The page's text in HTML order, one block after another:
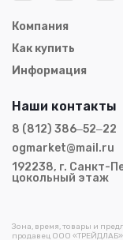
Компания
Как купить
Информация
Зона, время, товары и
продавец ООО «ТРЕЙДЛАБ»
Наши контакты
8 (812) 386‒52‒22
ogmarket@mail.ru
192238, г. Санкт-
цокольный этаж